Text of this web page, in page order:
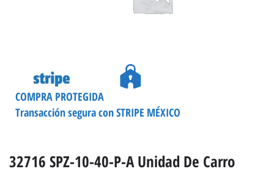
Transacción segura con STRIPE MÉXICO
COMPRA PROTEGIDA
32716 SPZ-10-40-P-A Unidad De Carro